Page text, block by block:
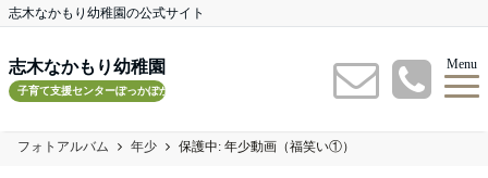
志木なかもり幼稚園の公式サイト
志木なかもり幼稚園
子育て支援センターぽっかぽかルーム
Menu
フォトアルバム 年少 保護中: 年少動画（福笑い①）